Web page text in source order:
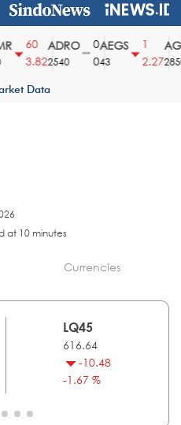
60
3.82
ADRO
2540
AEGS
43
2.27
AGII
2850
Data
at 10 minutes
Currencies
LQ45
616.64
-10.48
-1.67 %